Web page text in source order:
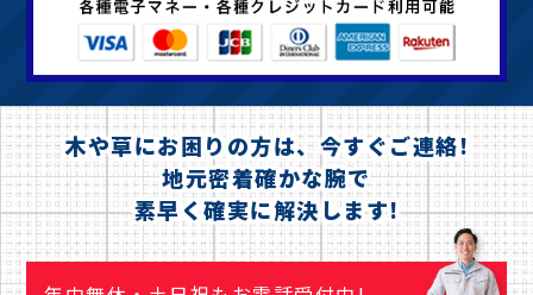
木や草にお困りの方は、今すぐご連絡!
地元密着確かな腕で
素早く確実に解決します!